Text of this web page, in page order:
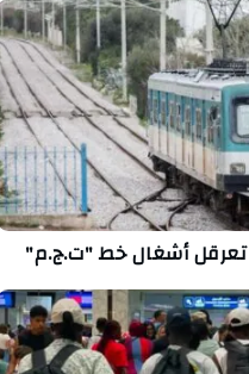
أشغال خط "ت.ج.م"